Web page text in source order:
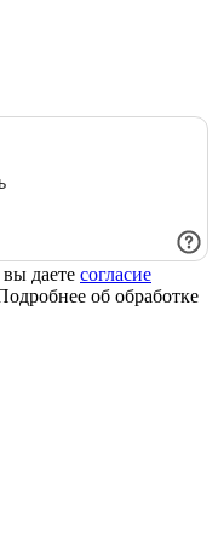
даете согласие
об обработке